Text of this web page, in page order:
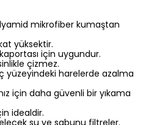
mikrofiber kumaştan
yüksektir.
için uygundur.
çizmez.
yüzeyindeki harelerde azalma
için daha güvenli bir yıkama
idealdir.
su ve sabunu filtreler.